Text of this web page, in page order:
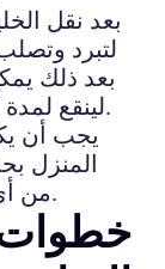
بعد نقل
بعد ذلك
لينقع لمدة أسبوعين على الأقل قبل استخدامه.
يجب أن
المنزل
من أي مواد ضارة قد تسبب تهيج للبشرة.
خطوات